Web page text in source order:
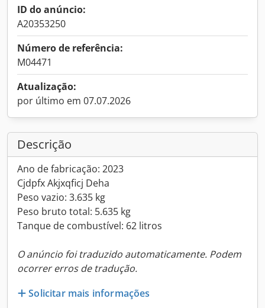
ID do anúncio:
A20353250
Número de referência:
M04471
Atualização:
por último em 07.07.2026
Descrição
Ano de fabricação: 2023
Cjdpfx Akjxqficj Deha
Peso vazio: 3.635 kg
Peso bruto total: 5.635 kg
Tanque de combustível: 62 litros
O anúncio foi traduzido automaticamente. Podem
ocorrer erros de tradução.
Solicitar mais informações